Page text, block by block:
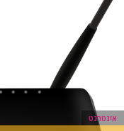
אינטרנט